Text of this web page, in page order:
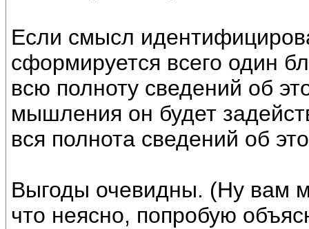
Если смысл
сформируется всего один
всю полноту сведений об
мышления он будет
вся полнота сведений об
Выгоды очевидны. (Ну вам
что неясно, попробую